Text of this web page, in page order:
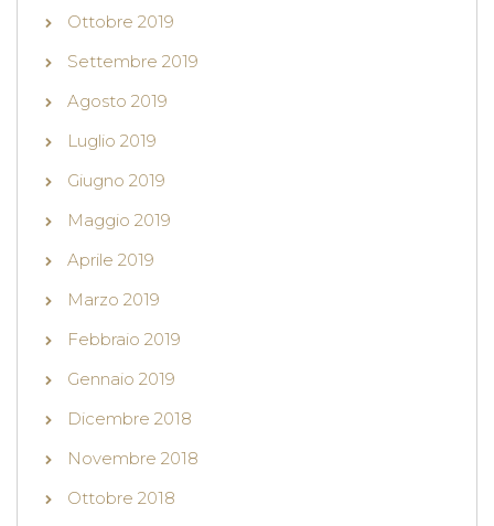
Ottobre 2019
Settembre 2019
Agosto 2019
Luglio 2019
Giugno 2019
Maggio 2019
Aprile 2019
Marzo 2019
Febbraio 2019
Gennaio 2019
Dicembre 2018
Novembre 2018
Ottobre 2018